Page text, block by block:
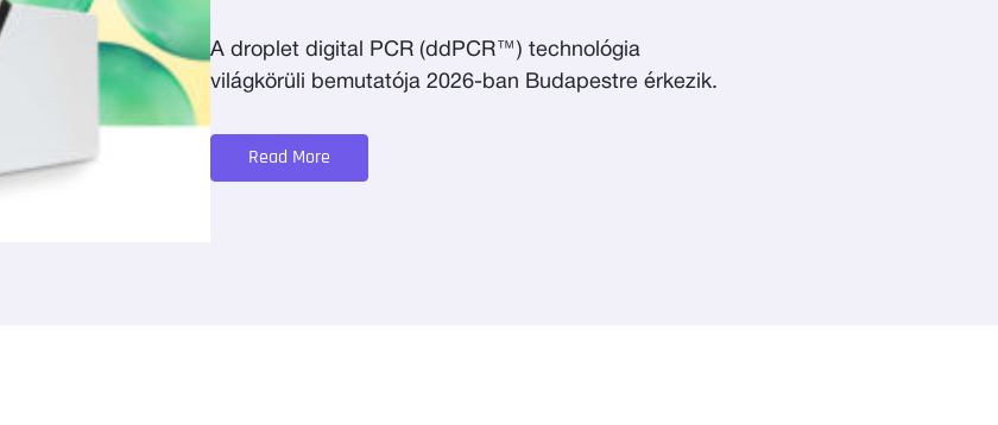
A droplet digital PCR (ddPCR™) technológia
világkörüli bemutatója 2026-ban Budapestre érkezik.
Read More